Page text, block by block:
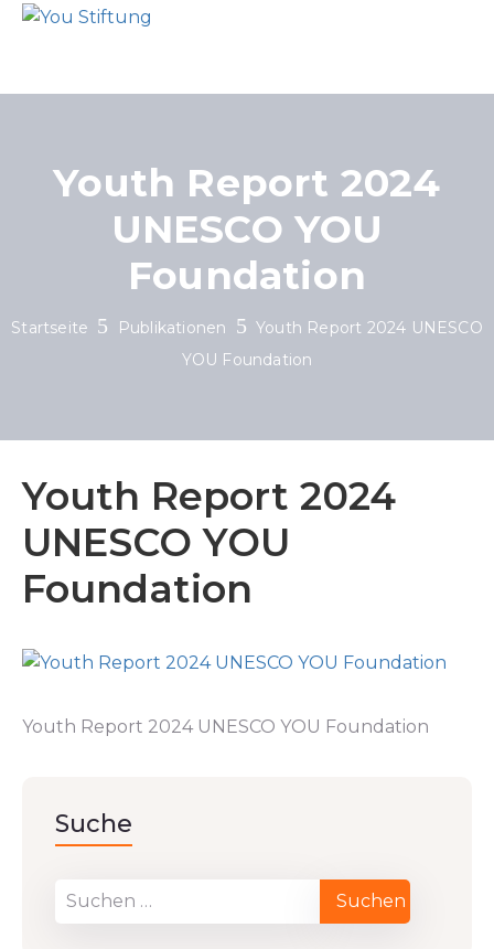
Youth Report 2024
UNESCO YOU
Foundation
Startseite Publikationen
Youth Report 2024 UNESCO
YOU Foundation
Youth Report 2024
UNESCO YOU
Foundation
Youth Report 2024 UNESCO YOU Foundation
Suche